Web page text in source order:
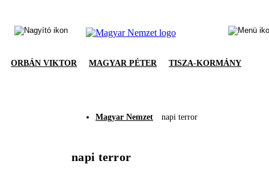
ORBÁN VIKTOR MAGYAR PÉTER TISZA-KORMÁNY
Magyar Nemzet napi terror
napi terror